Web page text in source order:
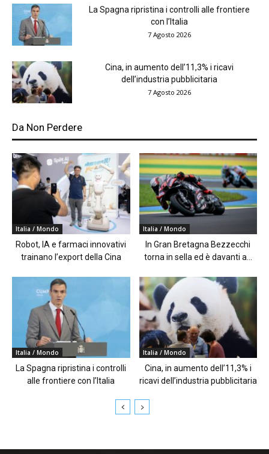
La Spagna ripristina i controlli alle frontiere
con l’Italia
7 Agosto 2026
Cina, in aumento dell’11,3% i ricavi
dell’industria pubblicitaria
7 Agosto 2026
Da Non Perdere
Italia / Mondo
Robot, IA e farmaci innovativi
trainano l’export della Cina
Italia / Mondo
In Gran Bretagna Bezzecchi
torna in sella ed è davanti a...
Italia / Mondo
La Spagna ripristina i controlli
alle frontiere con l’Italia
Italia / Mondo
Cina, in aumento dell’11,3% i
ricavi dell’industria pubblicitaria